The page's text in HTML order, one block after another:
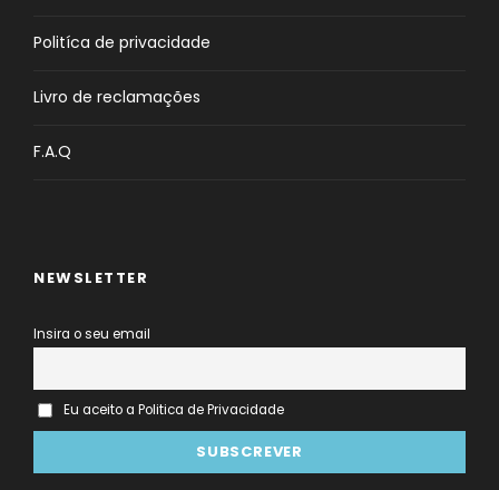
Politíca de privacidade
Livro de reclamações
F.A.Q
NEWSLETTER
Insira o seu email
Eu aceito a Politica de Privacidade